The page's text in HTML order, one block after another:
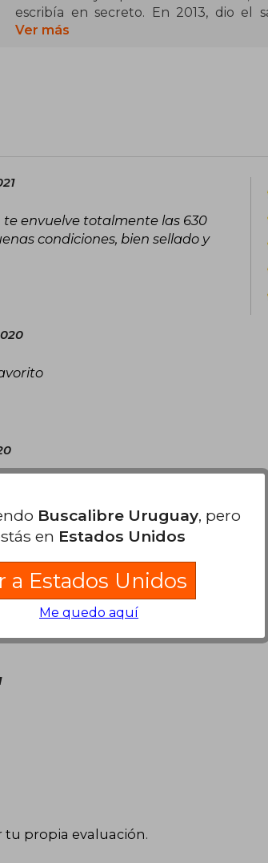
escribía en secreto. En 2013, dio el
primera novela digital. Su gran
Ver más
envuelve totalmente las 630
condiciones, bien sellado y
entretenido.
2020
tu propia evaluación.
Buscalibre Uruguay, pero
en Estados Unidos
a Estados Unidos
Me quedo aquí